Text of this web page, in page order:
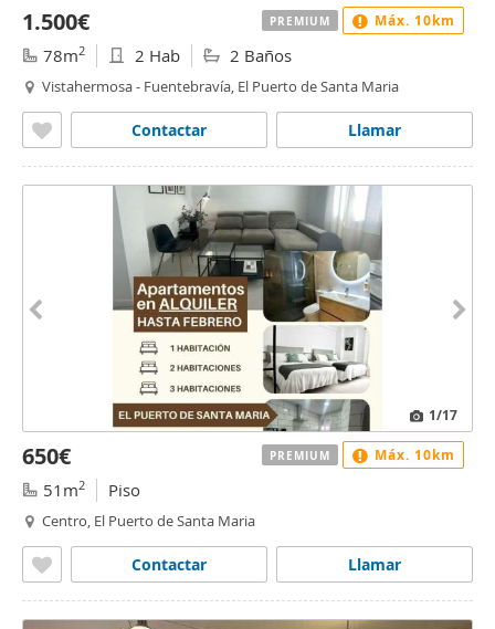
1.500€
78m2 2 Hab 2 Baños
Vistahermosa - Fuentebravía, El Puerto de Santa Maria
Llamar
Contactar
PREMIUM Máx. 10km
1/17
650€
51m2 Piso
Centro, El Puerto de Santa Maria
Llamar
Contactar
PREMIUM Máx. 10km